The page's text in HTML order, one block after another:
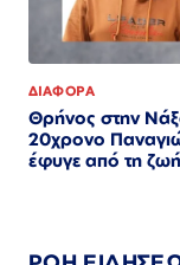
ΔΙΑΦΟΡΑ
Θρήνος στην
20χρονο
έφυγε από τη ζωή